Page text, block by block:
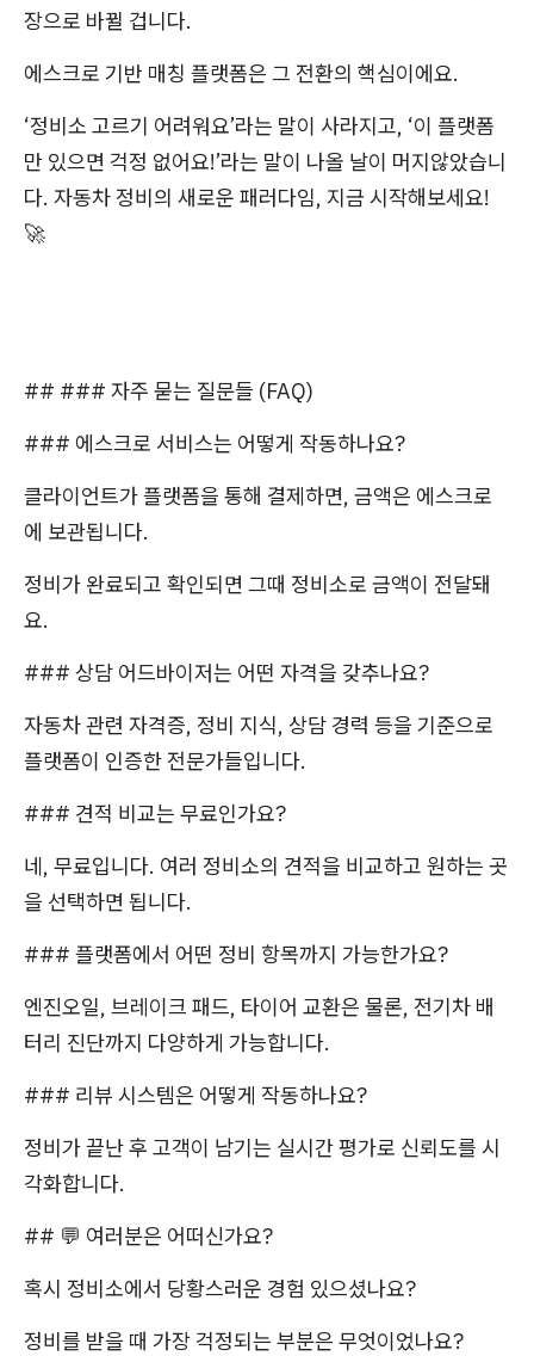
장으로 바뀔 겁니다.
에스크로 기반 매칭 플랫폼은 그 전환의 핵심이에요.
‘정비소 고르기 어려워요’라는 말이 사라지고, ‘이 플랫폼
만 있으면 걱정 없어요!’라는 말이 나올 날이 머지않았습니
다. 자동차 정비의 새로운 패러다임, 지금 시작해보세요!
🚀
## ### 자주 묻는 질문들 (FAQ)
### 에스크로 서비스는 어떻게 작동하나요?
클라이언트가 플랫폼을 통해 결제하면, 금액은 에스크로
에 보관됩니다.
정비가 완료되고 확인되면 그때 정비소로 금액이 전달돼
요.
### 상담 어드바이저는 어떤 자격을 갖추나요?
자동차 관련 자격증, 정비 지식, 상담 경력 등을 기준으로
플랫폼이 인증한 전문가들입니다.
### 견적 비교는 무료인가요?
네, 무료입니다. 여러 정비소의 견적을 비교하고 원하는 곳
을 선택하면 됩니다.
### 플랫폼에서 어떤 정비 항목까지 가능한가요?
엔진오일, 브레이크 패드, 타이어 교환은 물론, 전기차 배
터리 진단까지 다양하게 가능합니다.
### 리뷰 시스템은 어떻게 작동하나요?
정비가 끝난 후 고객이 남기는 실시간 평가로 신뢰도를 시
각화합니다.
## 💬 여러분은 어떠신가요?
혹시 정비소에서 당황스러운 경험 있으셨나요?
정비를 받을 때 가장 걱정되는 부분은 무엇이었나요?